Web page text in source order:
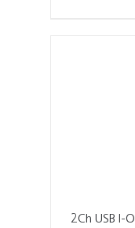
2Ch USB I-O